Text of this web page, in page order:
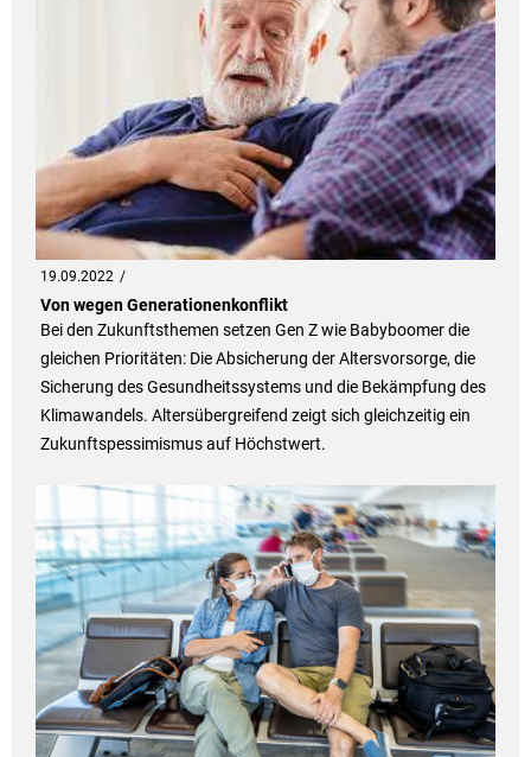
19.09.2022
Von wegen Generationenkonflikt
Bei den Zukunftsthemen setzen Gen Z wie Babyboomer die
gleichen Prioritäten: Die Absicherung der Altersvorsorge, die
Sicherung des Gesundheitssystems und die Bekämpfung des
Klimawandels. Altersübergreifend zeigt sich gleichzeitig ein
Zukunftspessimismus auf Höchstwert.